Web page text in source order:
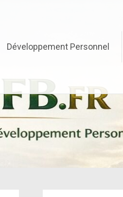
Développement Personnel